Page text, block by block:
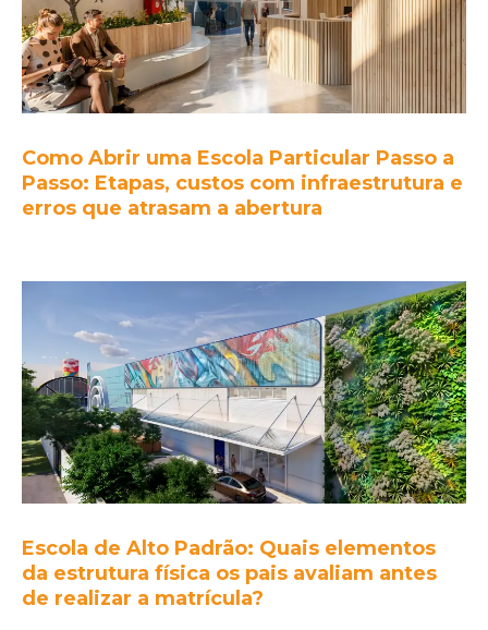
Como Abrir uma Escola Particular Passo a
Passo: Etapas, custos com infraestrutura e
erros que atrasam a abertura
Escola de Alto Padrão: Quais elementos
da estrutura física os pais avaliam antes
de realizar a matrícula?